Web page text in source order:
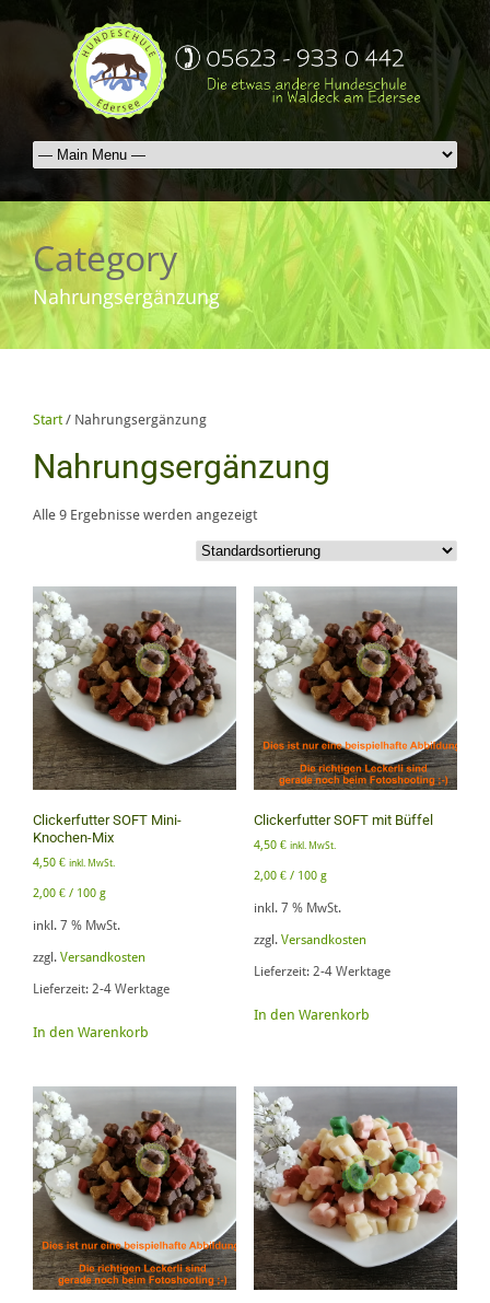
Category
Nahrungsergänzung
Start / Nahrungsergänzung
Nahrungsergänzung
Alle 9 Ergebnisse werden angezeigt
Clickerfutter SOFT Mini-
Knochen-Mix
4,50 € inkl. MwSt.
2,00 € / 100 g
inkl. 7 % MwSt.
zzgl. Versandkosten
Lieferzeit: 2-4 Werktage
In den Warenkorb
Clickerfutter SOFT mit Büffel
4,50 € inkl. MwSt.
2,00 €/ 100 g
inkl. 7 % MwSt.
zzgl. Versandkosten
Lieferzeit: 2-4 Werktage
In den Warenkorb